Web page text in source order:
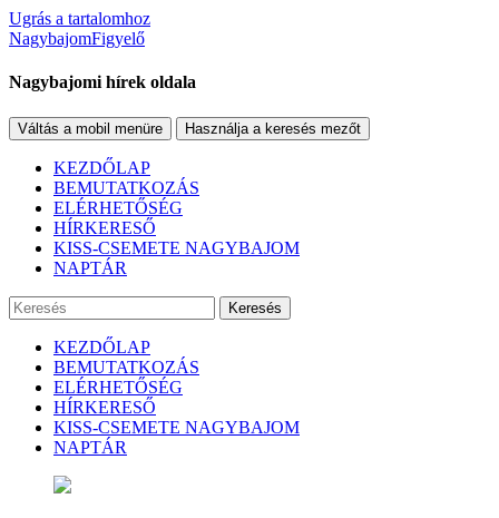
Ugrás a tartalomhoz
NagybajomFigyelő
Nagybajomi hírek oldala
Váltás a mobil menüre Használja a keresés mezőt
KEZDŐLAP
BEMUTATKOZÁS
ELÉRHETŐSÉG
HÍRKERESŐ
KISS-CSEMETE NAGYBAJOM
NAPTÁR
Keresés
KEZDŐLAP
BEMUTATKOZÁS
ELÉRHETŐSÉG
HÍRKERESŐ
KISS-CSEMETE NAGYBAJOM
NAPTÁR